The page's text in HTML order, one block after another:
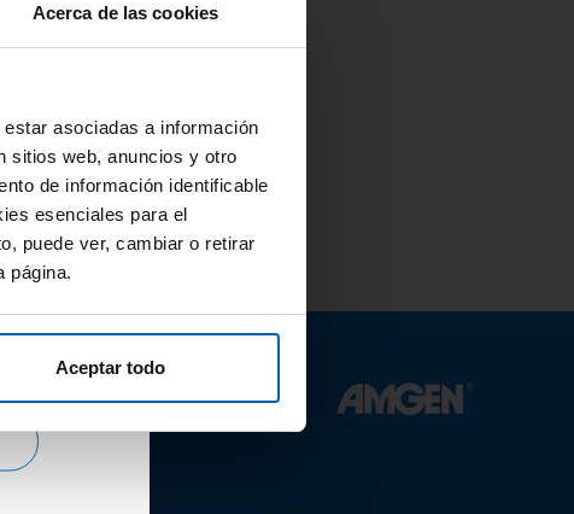
Acerca de las cookies
asociadas a información
sitios web, anuncios y otro
de información identificable
esenciales para el
puede ver, cambiar o retirar
página.
Aceptar todo
y